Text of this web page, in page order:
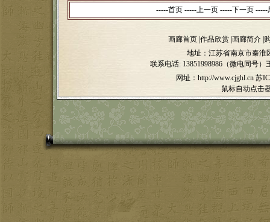
-----首页 -----上一页 -----下一页 -----
画廊首页 作品欣赏 画廊简介
地址：江苏省南京市秦淮
联系电话: 13851998986（微电同号）
网址：http://www.cjghl.cn 苏
鼠标自动点击